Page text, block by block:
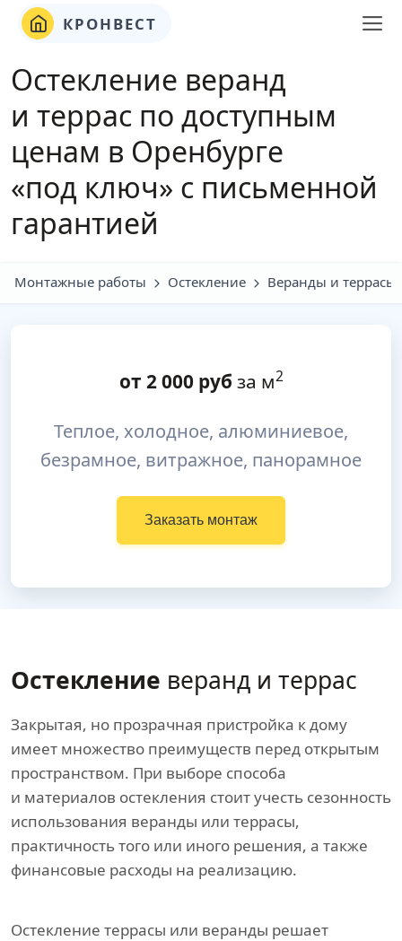
КРОНВЕСТ
Остекление веранд
и террас по доступным
ценам в Оренбурге
«под ключ» с письменной
гарантией
Монтажные работы Остекление Веранды и террасы
от 2 000руб за м2
Теплое, холодное, алюминиевое,
безрамное, витражное, панорамное
Заказать монтаж
Остекление веранд и террас
Закрытая, но прозрачная пристройка к дому
имеет множество преимуществ перед открытым
пространством. При выборе способа
и материалов остекления стоит учесть сезонность
использования веранды или террасы,
практичность того или иного решения, а также
финансовые расходы на реализацию.
Остекление террасы или веранды решает